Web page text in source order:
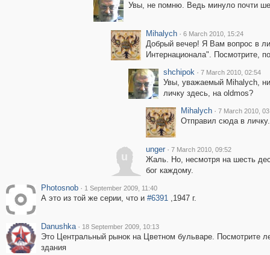
Увы, не помню. Ведь минуло почти
Mihalych · 6 March 2010, 15:24
Добрый вечер! Я Вам вопрос в
Интернационала". Посмотрите,
shchipok · 7 March 2010, 02:54
Увы, уважаемый Mihalych,
личку здесь, на oldmos?
Mihalych · 7 March 2010,
Отправил сюда в личку.
u
unger · 7 March 2010, 09:52
Жаль. Но, несмотря на шесть
бог каждому.
Photosnob · 1 September 2009, 11:40
А это из той же серии, что и #6391,1947 г.
Danushka · 18 September 2009, 10:13
Это Центральный рынок на Цветном бульваре. Посмотрите
здания